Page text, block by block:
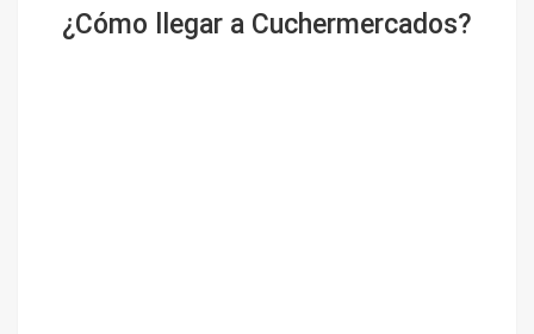
¿Cómo llegar a Cuchermercados?